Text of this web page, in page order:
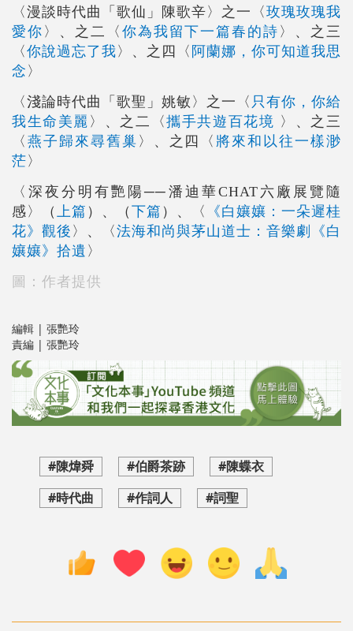
〈漫談時代曲「歌仙」陳歌辛〉之一〈玫瑰玫瑰我
愛你 〉、之二〈 你為我留下一篇春的詩 〉、之三
〈你說過忘了我〉、之四〈 阿蘭娜，你可知道我思
念 〉
〈淺論時代曲「歌聖」姚敏〉之一〈 只有你，你給
我生命美麗 〉、之二〈攜手共遊百花境 〉、之三
〈 燕子歸來尋舊巢 〉、之四〈 將來和以往一樣渺
茫〉
〈深夜分明有艷陽──潘迪華CHAT六廠展覽隨
感〉（ 上篇 ）、（ 下篇 ）、〈
《白孃孃：一朵遲桂
花》觀後 〉、〈法海和尚與茅山道士：音樂劇《白
孃孃》拾遺 〉
圖：作者提供
編輯 | 張艷玲
責編 | 張艷玲
#陳煒舜 #伯爵茶跡
#陳蝶衣
#時代曲
#作詞人 #詞聖